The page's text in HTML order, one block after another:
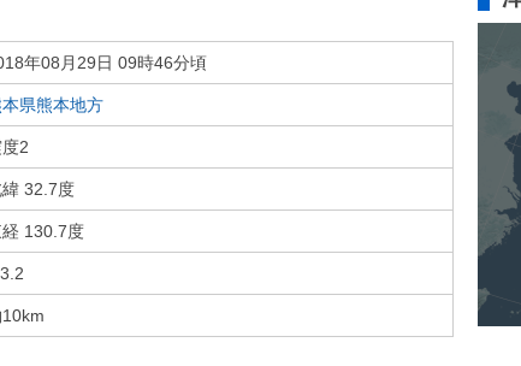
年08月29日 09時46分頃
県熊本地方
2
32.7度
130.7度